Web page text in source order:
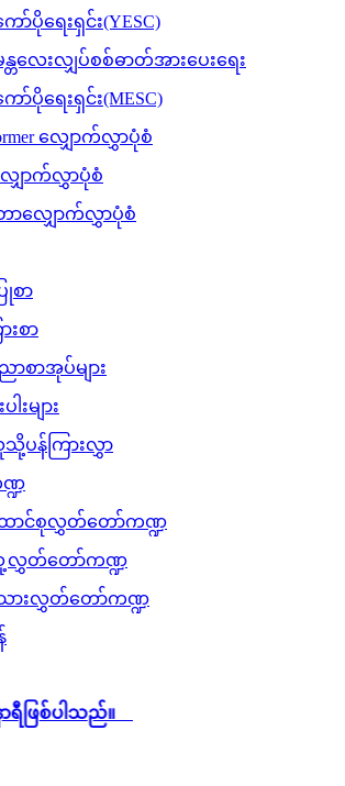
ော်ပိုရေးရှင်း(YESC)
န္တလေးလျှပ်စစ်ဓာတ်အားပေးရေး
ော်ပိုရေးရှင်း(MESC)
လျှောက်လွှာပုံစံ
ောက်လွှာပုံစံ
တာလျှောက်လွှာပုံစံ
စာ
းစာ
ာစာအုပ်များ
းများ
ပန်ကြားလွှာ
ဍ
ောင်စုလွှတ်တော်ကဏ္ဍ
လွှတ်တော်ကဏ္ဍ
ားလွှတ်တော်ကဏ္ဍ